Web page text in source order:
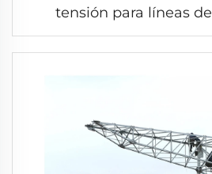
tensión para líneas